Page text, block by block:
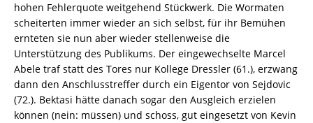
hohen Fehlerquote weitgehend Stückwerk. Die Wormaten
scheiterten immer wieder an sich selbst, für ihr Bemühen
ernteten sie nun aber wieder stellenweise die
Unterstützung des Publikums. Der eingewechselte Marcel
Abele traf statt des Tores nur Kollege Dressler (61.), erzwang
dann den Anschlusstreffer durch ein Eigentor von Sejdovic
(72.). Bektasi hätte danach sogar den Ausgleich erzielen
können (nein: müssen) und schoss, gut eingesetzt von Kevin